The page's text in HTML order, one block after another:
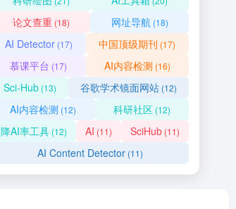
论文查重(18) 网址导航 (18)
AI Detector(17) 中国顶级期刊 (17)
慕课平台 (17) AI内容检测 (16)
Sci-Hub (13) 谷歌学术镜面网站 (12)
AI内容检测 (12) 科研社区(12)
降AI率工具 (12) AI (11) SciHub (11)
AI Content Detector (11)